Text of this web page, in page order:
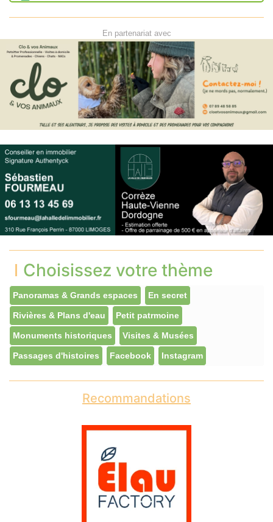
En partenariat avec
Choisissez votre thème
Panoramas & Grands espaces En secret
Rivières & Plans d'eau Petit patrmoine
Monuments historiques Visites & Musées
Passages d'histoires Facebook Instagram
Recommandations